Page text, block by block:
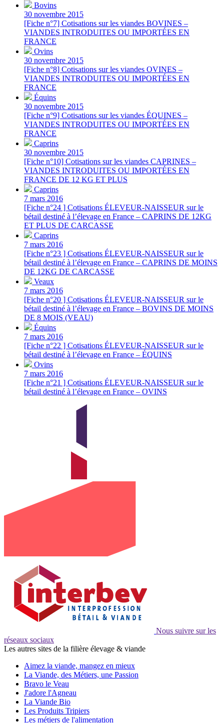
Bovins
30 novembre 2015
[Fiche n°7] Cotisations sur les viandes BOVINES –
VIANDES INTRODUITES OU IMPORTÉES EN
FRANCE
Ovins
30 novembre 2015
[Fiche n°8] Cotisations sur les viandes OVINES –
VIANDES INTRODUITES OU IMPORTÉES EN
FRANCE
Équins
30 novembre 2015
[Fiche n°9] Cotisations sur les viandes ÉQUINES –
VIANDES INTRODUITES OU IMPORTÉES EN
FRANCE
Caprins
30 novembre 2015
[Fiche n°10] Cotisations sur les viandes CAPRINES –
VIANDES INTRODUITES OU IMPORTÉES EN
FRANCE DE 12 KG ET PLUS
Caprins
7 mars 2016
[Fiche n°24 ] Cotisations ÉLEVEUR-NAISSEUR sur le
bétail destiné à l’élevage en France – CAPRINS DE 12KG
ET PLUS DE CARCASSE
Caprins
7 mars 2016
[Fiche n°23 ] Cotisations ÉLEVEUR-NAISSEUR sur le
bétail destiné à l’élevage en France – CAPRINS DE MOINS
DE 12KG DE CARCASSE
Veaux
7 mars 2016
[Fiche n°20 ] Cotisations ÉLEVEUR-NAISSEUR sur le
bétail destiné à l’élevage en France – BOVINS DE MOINS
DE 8 MOIS (VEAU)
Équins
7 mars 2016
[Fiche n°22 ] Cotisations ÉLEVEUR-NAISSEUR sur le
bétail destiné à l’élevage en France – ÉQUINS
Ovins
7 mars 2016
[Fiche n°21 ] Cotisations ÉLEVEUR-NAISSEUR sur le
bétail destiné à l’élevage en France – OVINS
Nous suivre sur les
réseaux sociaux
Les autres sites de la filière élevage & viande
Aimez la viande, mangez en mieux
La Viande, des Métiers, une Passion
Bravo le Veau
J'adore l'Agneau
La Viande Bio
Les Produits Tripiers
Les métiers de l'alimentation